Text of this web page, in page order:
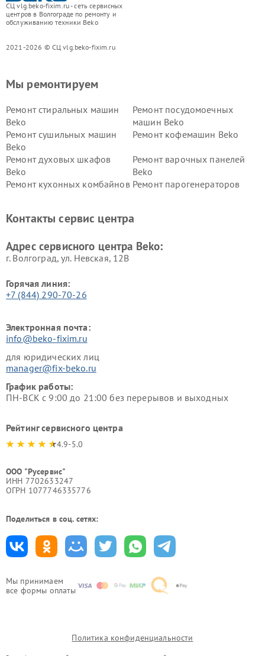
СЦ vlg.beko-fixim.ru - сеть сервисных
центров в Волгограде по ремонту и
обслуживанию техники Beko
2021-2026 © СЦ vlg.beko-fixim.ru
Мы принимаем
все формы оплаты
Мы ремонтируем
Ремонт стиральных машин
Beko
Ремонт посудомоечных
машин Beko
Ремонт сушильных машин
Beko
Ремонт кофемашин Beko
Ремонт духовых шкафов
Beko
Ремонт варочных панелей
Beko
Ремонт кухонных комбайнов Ремонт парогенераторов
Ремонт холодильников Beko Ремонт морозильных камер
Контакты сервис центра
Адрес сервисного центра Beko:
г. Волгоград, ул. Невская, 12В
Горячая линия:
+7 (844) 290-70-26
Электронная почта:
info@beko-fixim.ru
для юридических лиц
manager@fix-beko.ru
График работы:
ПН-ВСК с 9:00 до 21:00 без перерывов и выходных
Рейтинг сервисного центра
4.9-5.0
ООО "Русервис"
ИНН 7702633247
ОГРН 1077746335776
Поделиться в соц. сетях:
Политика конфиденциальности